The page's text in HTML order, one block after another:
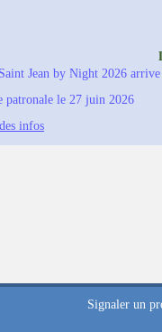
Jean by Night 2026
patronale le 27 juin 2026
infos
Signaler un